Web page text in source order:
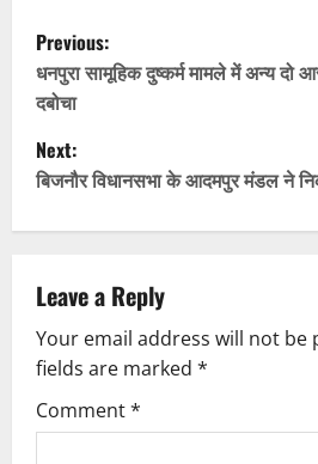
P
o
s
t
n
a
v
i
g
Previous:
धनपुरा सामूहिक दुष्कर्म मामले में अन्य दो
दबोचा
Next:
बिजनौर विधानसभा के आदमपुर मंडल ने
Leave a Reply
Your email address will not be
fields are marked *
Comment*